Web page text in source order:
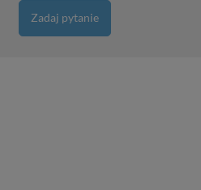
Zadaj pytanie